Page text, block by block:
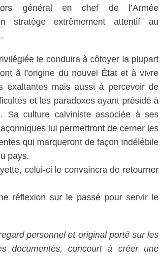
général en chef de l’Armée
stratège extrêmement attentif au
le conduira à côtoyer la plupart
à l’origine du nouvel État et à vivre
exaltantes mais aussi à percevoir de
et les paradoxes ayant présidé à
Sa culture calviniste associée à ses
lui permettront de cerner les
qui marqueront de façon indélébile
pays.
celui-ci le convaincra de retourner
réflexion sur le passé pour servir le
personnel et original porté sur les
documentés, concourt à créer une